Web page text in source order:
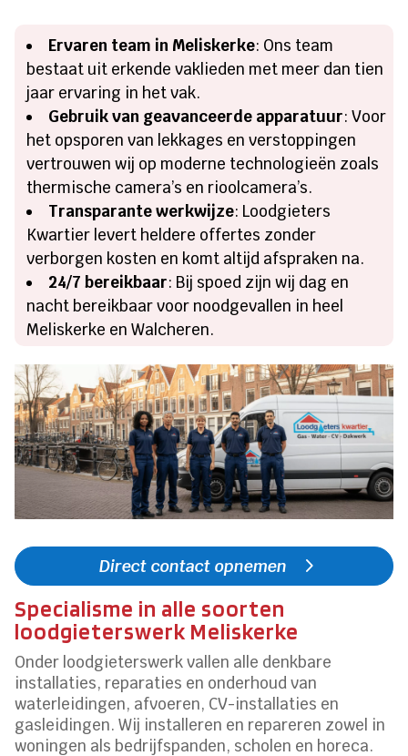
Ervaren team in Meliskerke: Ons team
bestaat uit erkende vaklieden met meer dan tien
jaar ervaring in het vak.
Gebruik van geavanceerde apparatuur: Voor
het opsporen van lekkages en verstoppingen
vertrouwen wij op moderne technologieën zoals
thermische camera’s en rioolcamera’s.
Transparante werkwijze: Loodgieters
Kwartier levert heldere offertes zonder
verborgen kosten en komt altijd afspraken na.
24/7 bereikbaar: Bij spoed zijn wij dag en
nacht bereikbaar voor noodgevallen in heel
Meliskerke en Walcheren.
Direct contact opnemen
Specialisme in alle soorten
loodgieterswerk Meliskerke
Onder loodgieterswerk vallen alle denkbare
installaties, reparaties en onderhoud van
waterleidingen, afvoeren, CV-installaties en
gasleidingen. Wij installeren en repareren zowel in
woningen als bedrijfspanden, scholen en horeca.